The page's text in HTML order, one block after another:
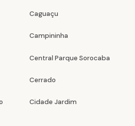
Caguaçu
Campininha
Central Parque Sorocaba
Cerrado
Cidade Jardim